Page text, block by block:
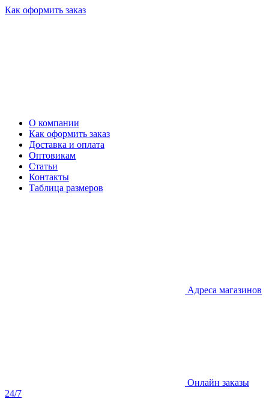
Как оформить заказ
О компании
Как оформить заказ
Доставка и оплата
Оптовикам
Статьи
Контакты
Таблица размеров
Адреса магазинов
Онлайн заказы
24/7